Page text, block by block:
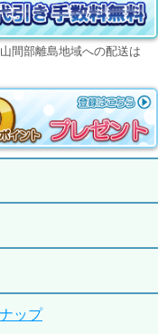
間部離島地域への配送は
ップ